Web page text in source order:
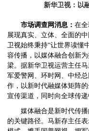
新华卫视：以
市场调查网消息： 在
展现真实、立体、全面的
卫视始终秉持“让世界读懂
容传播，以媒体融合创新
梁。据新华卫视运营主任
军爱警网、环时网、中经
作，以新时代融媒体矩阵
宣传渠道，同时向全球传
媒体融合是新时代传
的关键路径。马新存主任